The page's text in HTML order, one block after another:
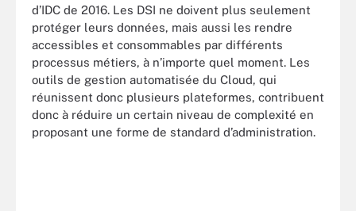
d’IDC de 2016. Les DSI ne doivent plus seulement
protéger leurs données, mais aussi les rendre
accessibles et consommables par différents
processus métiers, à n’importe quel moment. Les
outils de gestion automatisée du Cloud, qui
réunissent donc plusieurs plateformes, contribuent
donc à réduire un certain niveau de complexité en
proposant une forme de standard d’administration.